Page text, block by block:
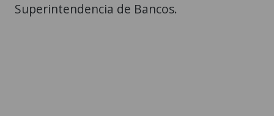
Superintendencia de Bancos.